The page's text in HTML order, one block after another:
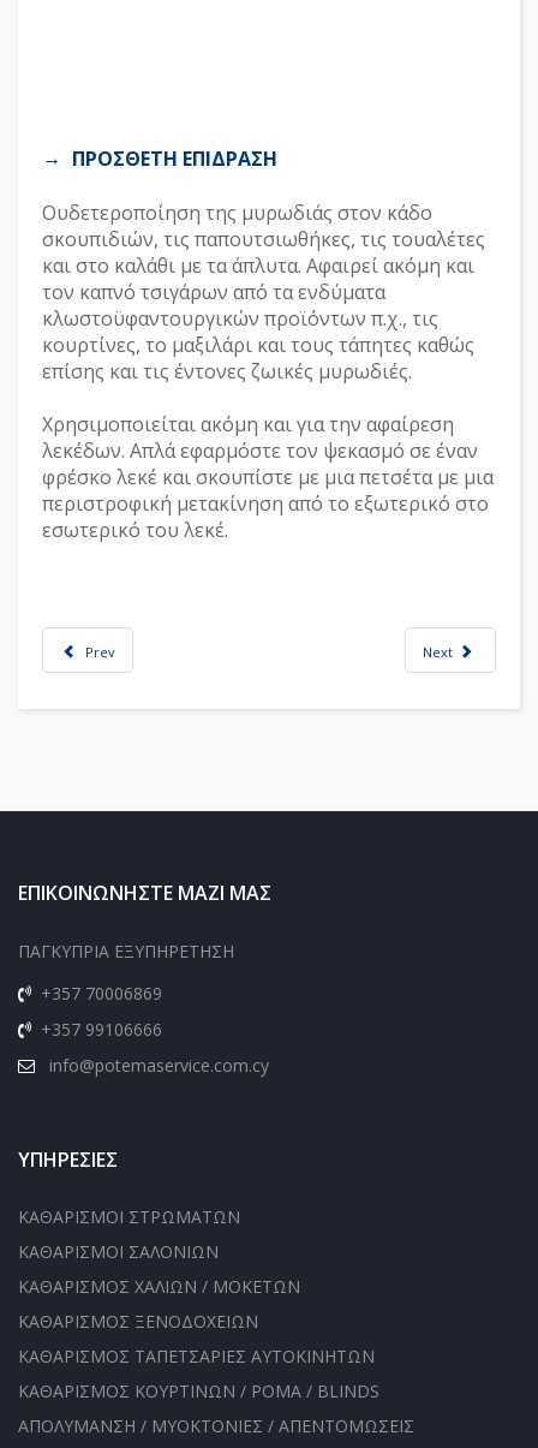
ΠΡΟΣΘΕΤΗ ΕΠΙΔΡΑΣΗ
Ουδετεροποίηση της μυρωδιάς στον κάδο
σκουπιδιών, τις παπουτσιωθήκες, τις τουαλέτες
και στο καλάθι με τα άπλυτα. Αφαιρεί ακόμη και
τον καπνό τσιγάρων από τα ενδύματα
κλωστοϋφαντουργικών προϊόντων π.χ., τις
κουρτίνες, το μαξιλάρι και τους τάπητες καθώς
επίσης και τις έντονες ζωικές μυρωδιές.
Χρησιμοποιείται ακόμη και για την αφαίρεση
λεκέδων. Απλά εφαρμόστε τον ψεκασμό σε έναν
φρέσκο λεκέ και σκουπίστε με μια πετσέτα με μια
περιστροφική μετακίνηση από το εξωτερικό στο
εσωτερικό του λεκέ.
Prev Next
ΕΠΙΚΟΙΝΩΝΗΣΤΕ ΜΑΖΙ ΜΑΣ
ΠΑΓΚΥΠΡΙΑ ΕΞΥΠΗΡΕΤΗΣΗ
+357 70006869
+357 99106666
info@potemaservice.com.cy
ΥΠΗΡΕΣΙΕΣ
ΚΑΘΑΡΙΣΜΟΙ ΣΤΡΩΜΑΤΩΝ
ΚΑΘΑΡΙΣΜΟΙ ΣΑΛΟΝΙΩΝ
ΚΑΘΑΡΙΣΜΟΣ ΧΑΛΙΩΝ / ΜΟΚΕΤΩΝ
ΚΑΘΑΡΙΣΜΟΣ ΞΕΝΟΔΟΧΕΙΩΝ
ΚΑΘΑΡΙΣΜΟΣ ΤΑΠΕΤΣΑΡΙΕΣ ΑΥΤΟΚΙΝΗΤΩΝ
ΚΑΘΑΡΙΣΜΟΣ ΚΟΥΡΤΙΝΩΝ / ΡΟΜΑ / BLINDS
ΑΠΟΛΥΜΑΝΣΗ / ΜΥΟΚΤΟΝΙΕΣ / ΑΠΕΝΤΟΜΩΣΕΙΣ